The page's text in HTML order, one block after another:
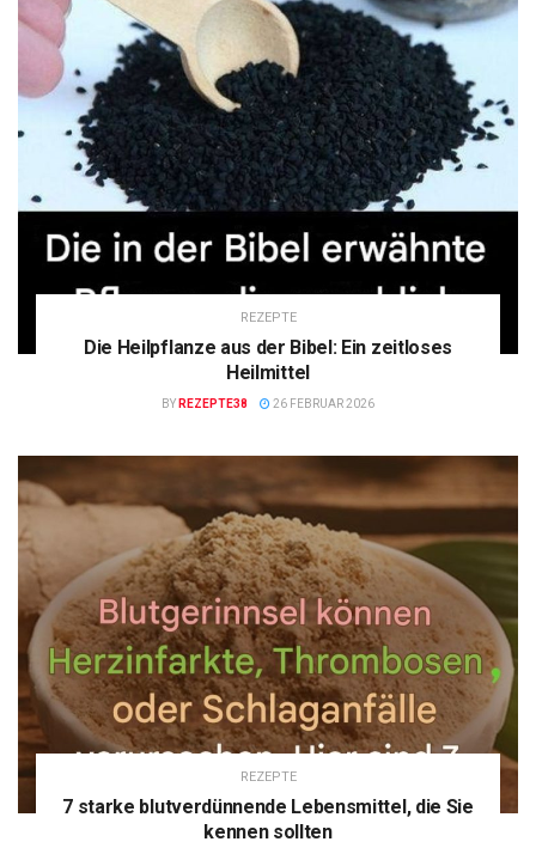
REZEPTE
Die Heilpflanze aus der Bibel: Ein zeitloses
Heilmittel
BY REZEPTE38 26 FEBRUAR 2026
REZEPTE
7 starke blutverdünnende Lebensmittel, die Sie
kennen sollten